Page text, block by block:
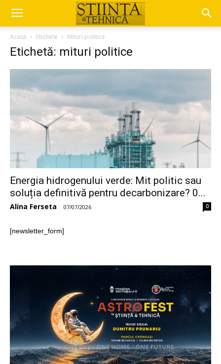
Acasă Etichete Mituri politice
Etichetă: mituri politice
Energia hidrogenului verde: Mit politic sau
soluția definitivă pentru decarbonizare? 0...
Alina Ferseta - 07/07/2026 0
[newsletter_form]